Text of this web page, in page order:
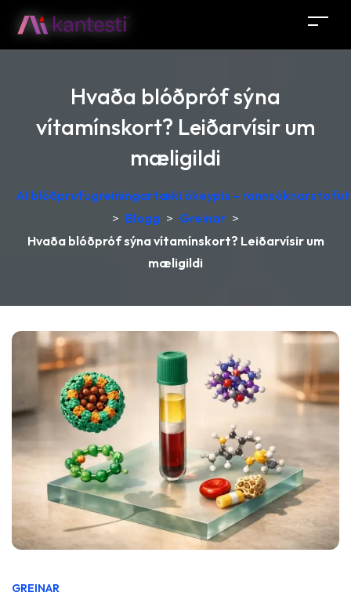
Hvaða blóðpróf sýna
vítamínskort? Leiðarvísir um
mæligildi
AI blóðprufugreiningartæki ókeypis –
> Blogg > Greinar >
Hvaða blóðpróf sýna vítamínskort? Leiðarvísir um
mæligildi
GREINAR